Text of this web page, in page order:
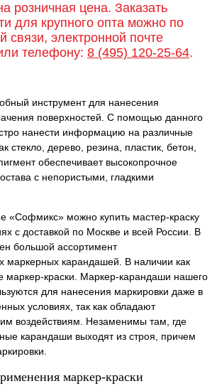
розничная цена. Заказать
для крупного опта можно по
связи, электронной почте
телефону: 8 (495) 120-25-64.
инструмент для нанесения
поверхностей. С помощью данного
нанести информацию на различные
стекло, дерево, резина, пластик, бетон,
обеспечивает высокопрочное
с непористыми, гладкими
«Софмикс» можно купить мастер-краску
с доставкой по Москве и всей России. В
большой ассортимент
маркерных карандашей. В наличии как
маркер-краски. Маркер-карандаши нашего
для нанесения маркировки даже в
условиях, так как обладают
воздействиям. Незаменимы там, где
карандаши выходят из строя, причем
маркер-краски